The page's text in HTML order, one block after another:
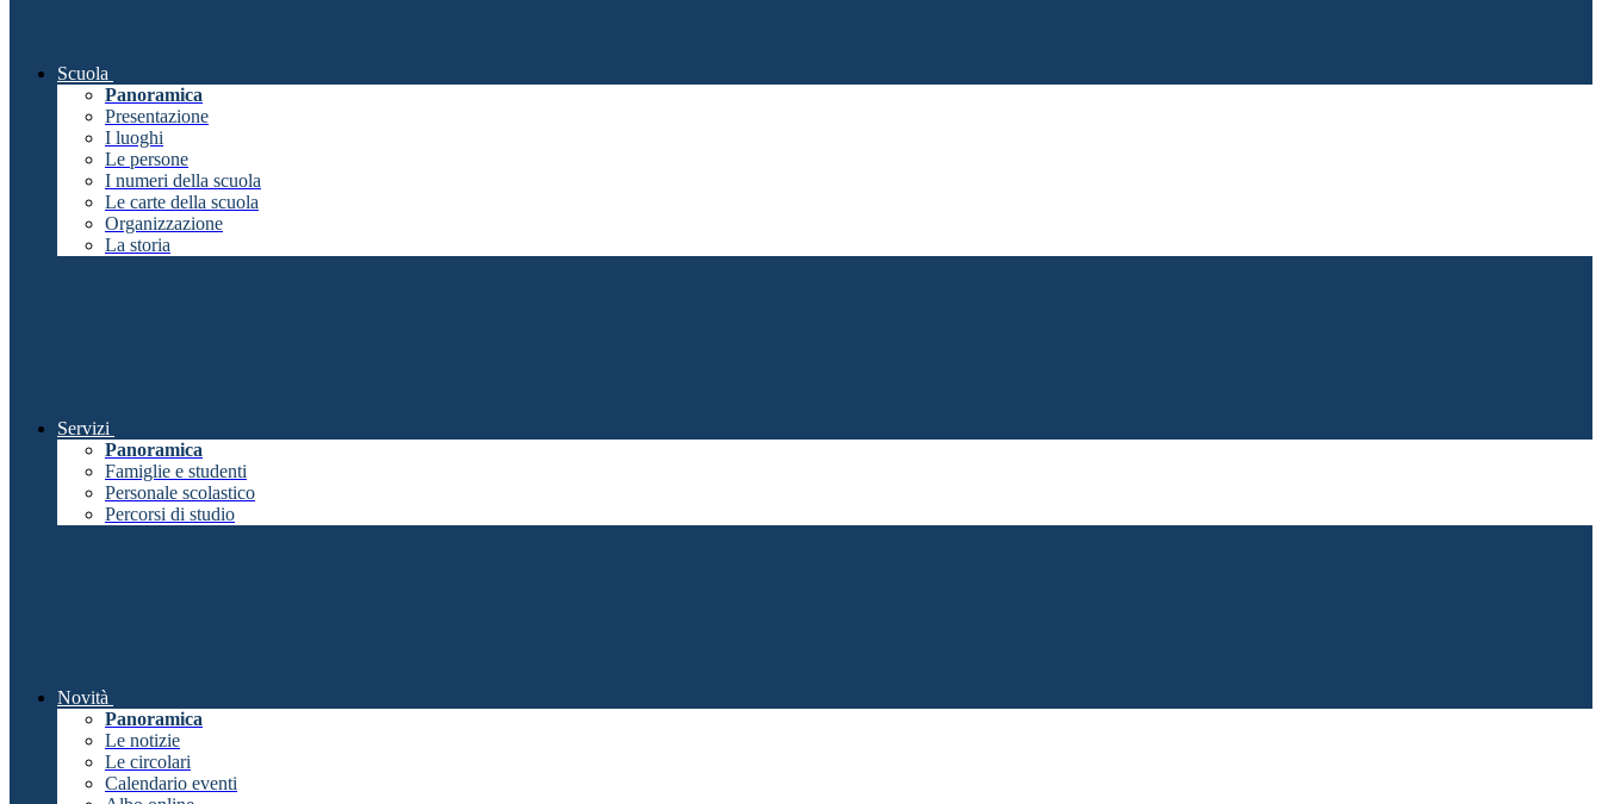
Scuola
Panoramica
Presentazione
I luoghi
Le persone
I numeri della scuola
Le carte della scuola
Organizzazione
La storia
Servizi
Panoramica
Famiglie e studenti
Personale scolastico
Percorsi di studio
Novità
Panoramica
Le notizie
Le circolari
Calendario eventi